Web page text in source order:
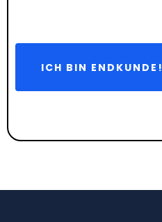
ICH BIN ENDKUNDE!